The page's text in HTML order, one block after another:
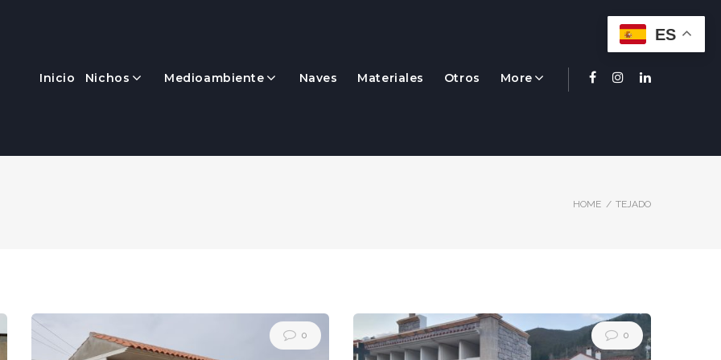
Inicio Nichos Medioambiente Naves Materiales Otros More
HOME / TEJADO
0 0
ES